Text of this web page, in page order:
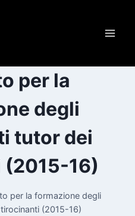
per la
degli
tutor dei
16)
per la formazione degli
(2015-16)